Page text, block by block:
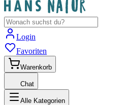
Login
Favoriten
Warenkorb
Chat
Alle Kategorien